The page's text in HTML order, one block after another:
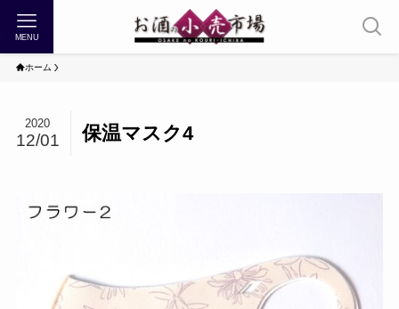
MENU
ホーム
保温マスク4
2020
12/01